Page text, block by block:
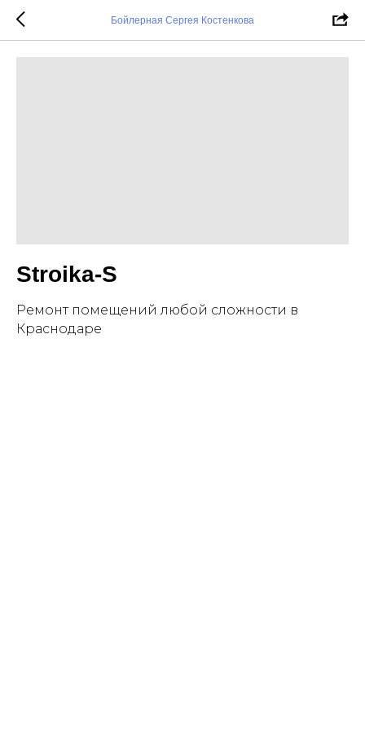
Бойлерная Сергея Костенкова
Stroika-S
Ремонт помещений любой сложности в
Краснодаре